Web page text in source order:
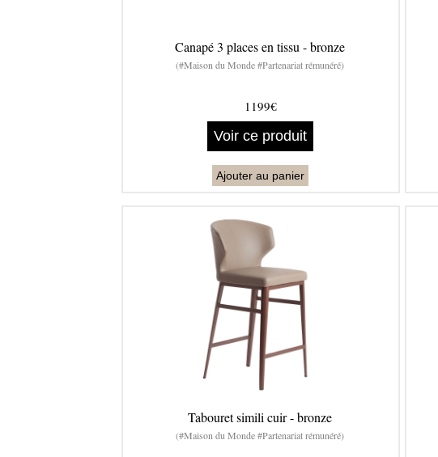
Canapé 3 places en tissu - bronze
(#Maison du Monde #Partenariat rémunéré)
1199€
Voir ce produit
Ajouter au panier
Tabouret simili cuir - bronze
(#Maison du Monde #Partenariat rémunéré)